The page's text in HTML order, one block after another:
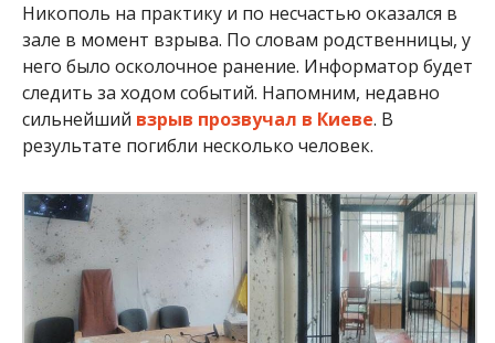
Никополь на практику и по несчастью оказался в
зале в момент взрыва. По словам родственницы, у
него было осколочное ранение. Информатор будет
следить за ходом событий. Напомним, недавно
сильнейший взрыв прозвучал в Киеве. В
результате погибли несколько человек.